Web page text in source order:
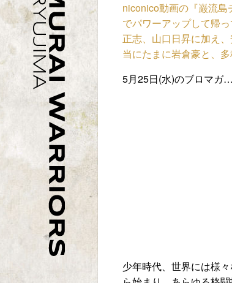
niconico動画の『巌流島
でパワーアップして帰
正志、山口日昇に加え
当にたまに岩倉豪と、
5月25日(水)のブロマ
少年時代、世界には様